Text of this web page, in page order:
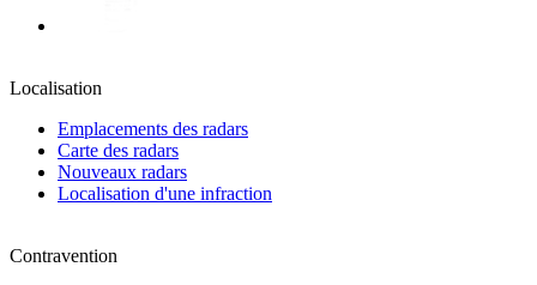
Localisation
Emplacements des radars
Carte des radars
Nouveaux radars
Localisation d'une infraction
Contravention